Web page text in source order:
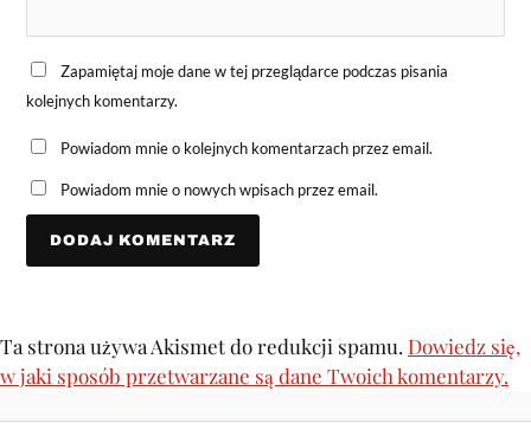
Zapamiętaj moje dane w tej przeglądarce podczas pisania
kolejnych komentarzy.
Powiadom mnie o kolejnych komentarzach przez email.
Powiadom mnie o nowych wpisach przez email.
Ta strona używa Akismet do redukcji spamu. Dowiedz się,
w jaki sposób przetwarzane są dane Twoich komentarzy.